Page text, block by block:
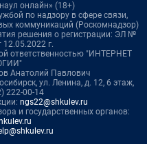
онлайн» (18+)
по надзору в сфере связи,
коммуникаций (Роскомнадзор)
решения о регистрации: ЭЛ №
г.
ответственностью "ИНТЕРНЕТ
Анатолий Павлович
ул. Ленина, д. 12, 6 этаж,
222-00-14
ngs22@shkulev.ru
и государственных органов: